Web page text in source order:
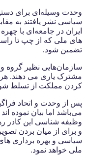
وحدت وسیله‌ای برای
سیاسی نشر یافتند به
ایران در جامعه‌ای با
های ملی که از چپ تا
تضمین شود.
سازمان‌هایی نظیر گروه
مشترک یاری می دهند.
کردن مملکت از تسلط شوم
پس از وحدت و اتحاد
می‌باشد اما بیان نموده
وظیفه شناسی این کادر
و برای از میان بردن
سیاسی و بهره برداری
ملی خواهد نمود.